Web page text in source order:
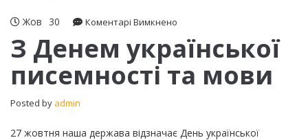
Жов 30 Коментарі Вимкнено
Денем
писемності
З Денем української
писемності та мови
Posted by admin
27 жовтня наша держава відзначає День української